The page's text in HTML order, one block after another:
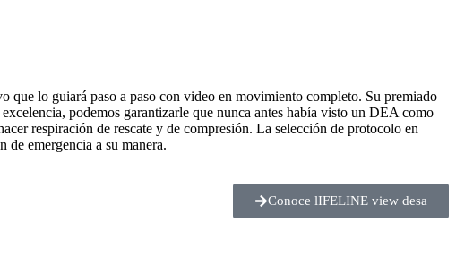
lo guiará paso a paso con video en movimiento completo. Su premiado
podemos garantizarle que nunca antes había visto un DEA como
respiración de rescate y de compresión. La selección de protocolo en
emergencia a su manera.
Conoce lIFELINE view desa